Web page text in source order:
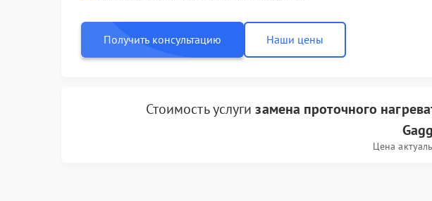
Получить консультацию Наши цены
Стоимость услугизамена проточного
Цена